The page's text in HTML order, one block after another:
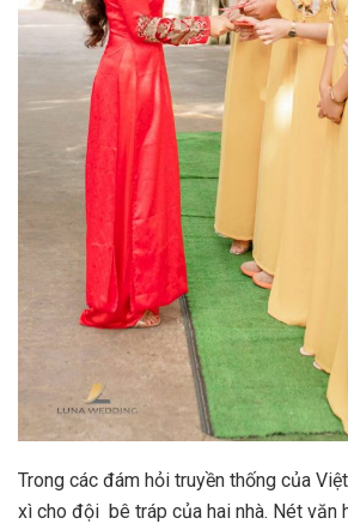
Trong các đám hỏi truyền thống của
xì cho đội bê tráp của hai nhà. Nét văn